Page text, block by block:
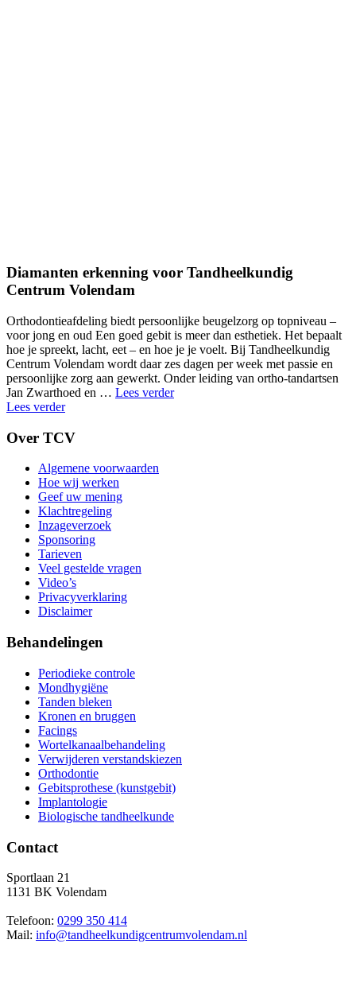
Diamanten erkenning voor Tandheelkundig
Centrum Volendam
Orthodontieafdeling biedt persoonlijke beugelzorg op topniveau –
voor jong en oud Een goed gebit is meer dan esthetiek. Het bepaalt
hoe je spreekt, lacht, eet – en hoe je je voelt. Bij Tandheelkundig
Centrum Volendam wordt daar zes dagen per week met passie en
persoonlijke zorg aan gewerkt. Onder leiding van ortho-tandartsen
Jan Zwarthoed en … Lees verder"Periodieke
Lees verder
Over TCV
Algemene voorwaarden
Hoe wij werken
Geef uw mening
Klachtregeling
Inzageverzoek
Sponsoring
Tarieven
Veel gestelde vragen
Video’s
Privacyverklaring
Disclaimer
Behandelingen
Periodieke controle
Mondhygiëne
Tanden bleken
Kronen en bruggen
Facings
Wortelkanaalbehandeling
Verwijderen verstandskiezen
Orthodontie
Gebitsprothese (kunstgebit)
Implantologie
Biologische tandheelkunde
Contact
Sportlaan 21
1131 BK Volendam
Telefoon: 0299 350 414
Mail: info@tandheelkundigcentrumvolendam.nl